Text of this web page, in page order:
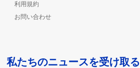
利用規約
お問い合わせ
私たちのニュースを受け取る